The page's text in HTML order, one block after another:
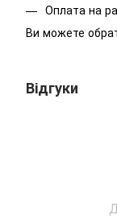
Оплата на
Ви можете
Відгуки